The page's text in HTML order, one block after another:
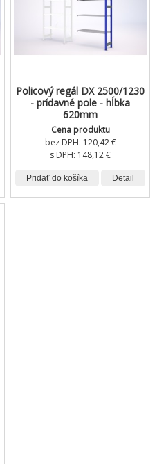
Policový regál DX 2500/1230
- prídavné pole - hĺbka
620mm
Cena produktu
bez DPH: 120,42 €
s DPH: 148,12 €
Pridať do košíka Detail